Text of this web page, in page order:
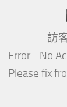
訪
Error - No
Please fix